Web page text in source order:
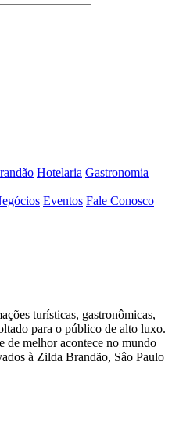
Hotelaria Gastronomia
Eventos Fale Conosco
turísticas, gastronômicas,
para o público de alto luxo.
de melhor acontece no mundo
à Zilda Brandão, Sâo Paulo